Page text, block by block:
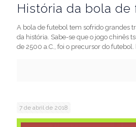
História da bola
A bola de futebol tem sofrido grandes
da história. Sabe-se que o jogo chinês
de 2500 a.C., foi o precursor do futebol.
7 de abril de 2018